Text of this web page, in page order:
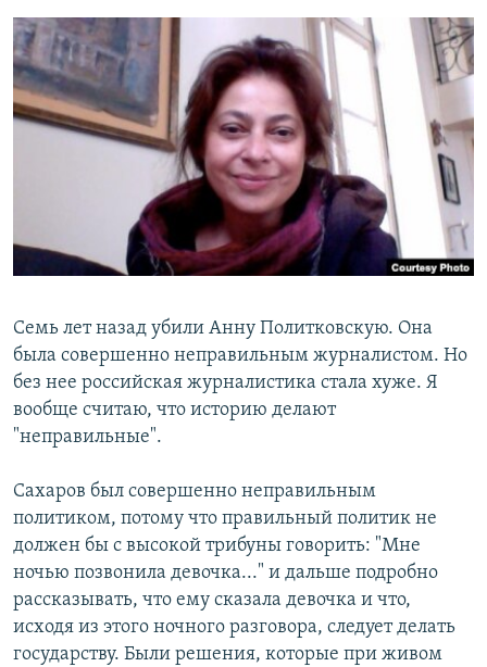
Вернутся
поиску
КАВКАЗ.РЕАЛИИ
СЕВЕР.РЕАЛИИ
СИБИРЬ.РЕАЛИИ
РАСПИСАНИЕ ВЕЩАНИЯ
ПОДПИШИТЕСЬ НА РАССЫЛКУ
СОЦИАЛЬНЫЕ СЕТИ
Все сайты РСЕ/РС
Семь лет назад убили Анну Политковскую. Она
была совершенно неправильным журналистом. Но
без нее российская журналистика стала хуже. Я
вообще считаю, что историю делают
"неправильные".
Сахаров был совершенно неправильным
политиком, потому что правильный политик не
должен бы с высокой трибуны говорить: "Мне
ночью позвонила девочка..." и дальше подробно
рассказывать, что ему сказала девочка и что,
исходя из этого ночного разговора, следует делать
государству. Были решения, которые при живом